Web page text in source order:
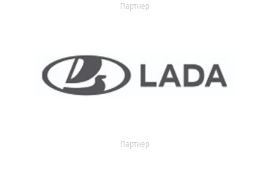
Партнер
Партнер